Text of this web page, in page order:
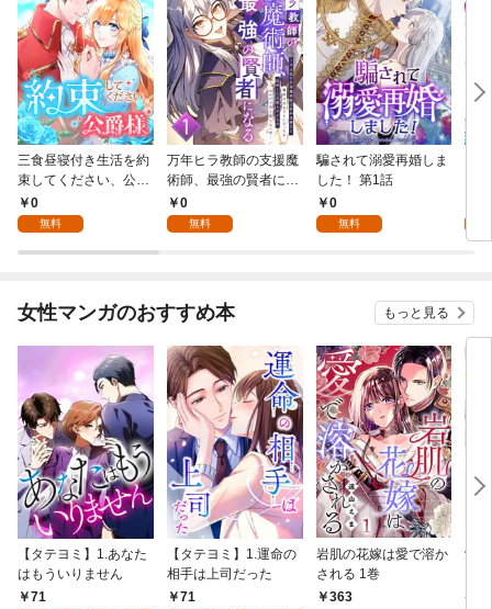
三食昼寝付き生活を約
束してください、公爵
様 1話
0
無料
万年ヒラ教師の支援魔
術師、最強の賢者にな
る～不人気の支援魔術
師は給料泥棒だと魔術
らない件～ 第1話
0
無料
騙されて溺愛再婚しま
した！ 第1話
0
無料
女性マンガのおすすめ本 もっと見る
【タテヨミ】1.あなた
はもういりません
71
【タテヨミ】1.運命の
相手は上司だった
71
岩肌の花嫁は愛で溶か
される 1巻
363
愛